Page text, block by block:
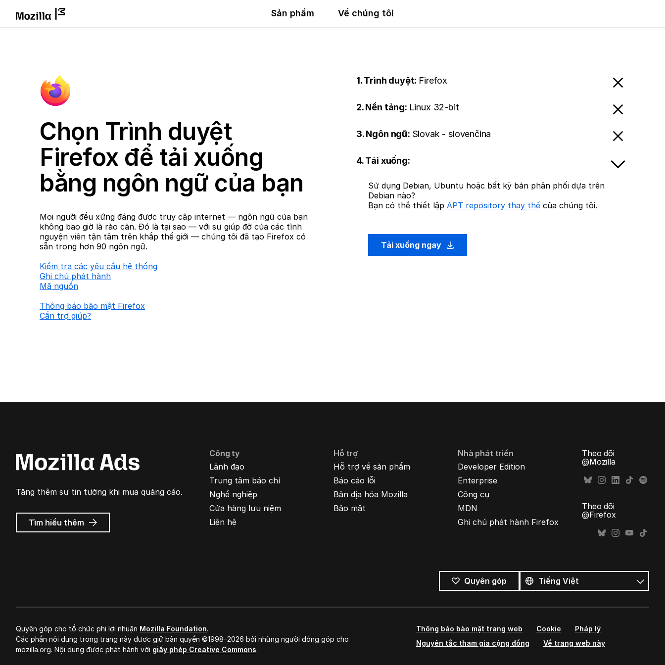
Sản phẩm Về chúng tôi
Chọn Trình duyệt
Firefox để tải xuống
bằng ngôn ngữ của bạn
Mọi người đều xứng đáng được truy cập internet — ngôn ngữ của bạn
không bao giờ là rào cản. Đó là tại sao — với sự giúp đỡ của các tình
nguyện viên tận tâm trên khắp thế giới — chúng tôi đã tạo Firefox có
sẵn trong hơn 90 ngôn ngữ.
Kiểm tra các yêu cầu hệ thống
Ghi chú phát hành
Mã nguồn
Thông báo bảo mật Firefox
Cần trợ giúp?
1. Trình duyệt: Firefox
2. Nền tảng: Linux 32-bit
3. Ngôn ngữ: Slovak - slovenčina
4. Tải xuống:
Sử dụng Debian, Ubuntu hoặc bất kỳ bản phân phối dựa trên
Debian nào?
Bạn có thể thiết lập APT repository thay thế của chúng tôi.
Tải xuống ngay
Tăng thêm sự tin tưởng khi mua quảng cáo.
Tìm hiểu thêm về
Quảng
Công ty
Lãnh đạo
Trung tâm báo chí
Nghề nghiệp
Cửa hàng lưu niệm
Liên hệ
Hỗ trợ
Hỗ trợ về sản phẩm
Báo cáo lỗi
Bản địa hóa Mozilla
Bảo mật
Nhà phát triển
Developer Edition
Enterprise
Công cụ
MDN
Ghi chú phát hành Firefox
Theo dõi
@Mozilla
Theo dõi
@Firefox
Quyên góp
cả
ngôn
ngữ
Ngôn
ngữ
Quyên góp cho tổ chức phi lợi nhuận Mozilla Foundation.
Các phần nội dung trong trang này được giữ bản quyền ©1998–2026 bởi những người đóng góp cho
mozilla.org. Nội dung được phát hành với giấy phép Creative Commons.
Thông báo bảo mật trang web Cookie
Pháp lý
Nguyên tắc tham gia cộng đồng
Về trang web này